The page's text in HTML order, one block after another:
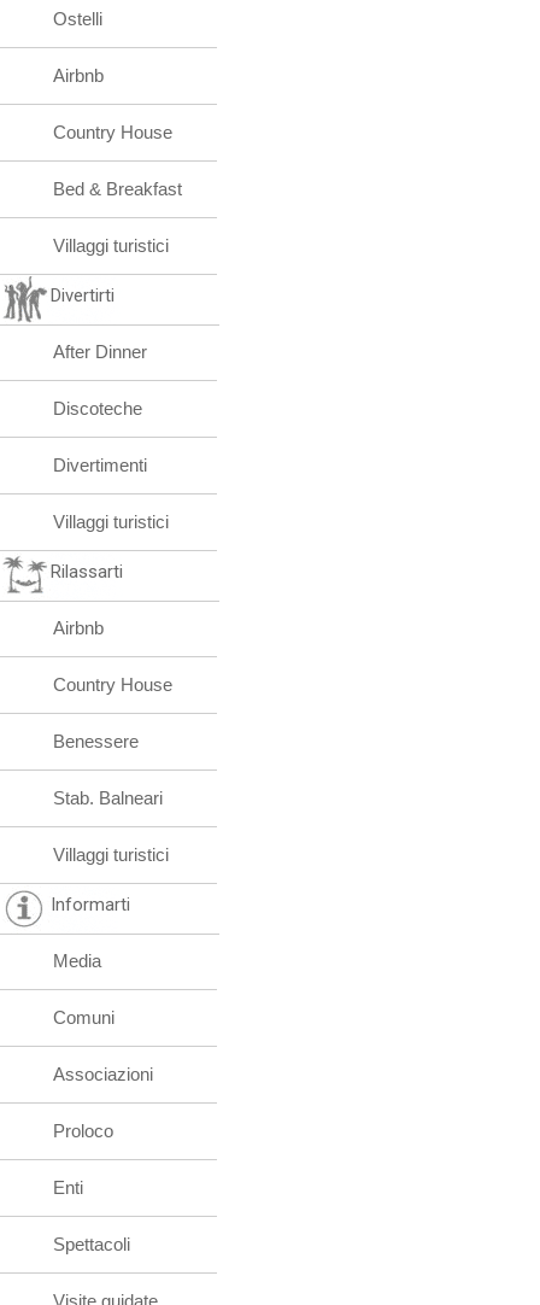
Ostelli
Airbnb
Country House
Bed & Breakfast
Villaggi turistici
Divertirti
After Dinner
Discoteche
Divertimenti
Villaggi turistici
Rilassarti
Airbnb
Country House
Benessere
Stab. Balneari
Villaggi turistici
Informarti
Media
Comuni
Associazioni
Proloco
Enti
Spettacoli
Visite guidate